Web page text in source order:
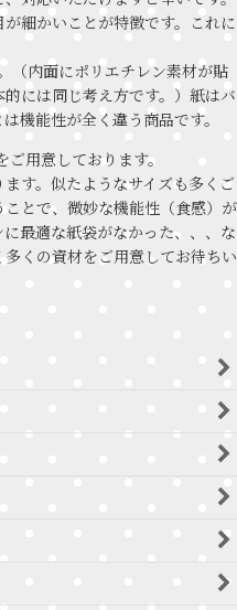
細かいことが特徴です。これに
（内面にポリエチレン素材が貼
には同じ考え方です。）紙はバ
機能性が全く違う商品です。
用意しております。
す。似たようなサイズも多くご
とで、微妙な機能性（食感）が
最適な紙袋がなかった、、、な
くの資材をご用意してお待ちい